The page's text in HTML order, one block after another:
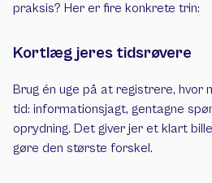
praksis? Her er fire konkrete trin:
Kortlæg jeres tidsrøvere
Brug én uge på at registrere, hvor
tid: informationsjagt, gentagne
oprydning. Det giver jer et klart
gøre den største forskel.